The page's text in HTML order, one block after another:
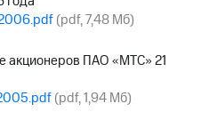
(pdf, 7,48 Мб)
акционеров ПАО «МТС» 21
(pdf, 1,94 Мб)